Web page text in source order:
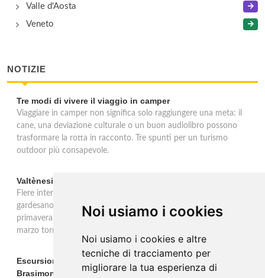
Noi usiamo i cookies
Noi usiamo i cookies e altre
tecniche di tracciamento per
migliorare la tua esperienza di
Valle d'Aosta
Veneto
NOTIZIE
Tre modi di vivere il viaggio in camper
Viaggiare in camper non significa solo raggiungere una meta: il
cane, una deviazione culturale o un buon audiolibro possono
trasformare la rotta in racconto. Tre spunti per un turismo
outdoor più consapevole.
Valtènesi: una primavera di eventi tra rosé e Lago di Garda
Fiere internazionali, eventi sul territorio e racconto del rosé
gardesano. Il Consorzio Valtènesi presenta il calendario della
primavera 2026 sulla sponda bresciana del Lago di Garda. Il 23
marzo torna La Prima del Valtènesi per stampa e operatori.
Escursione con appostamento ai Laghi di Suviana e
Brasimone: caccia fotografica alla fauna